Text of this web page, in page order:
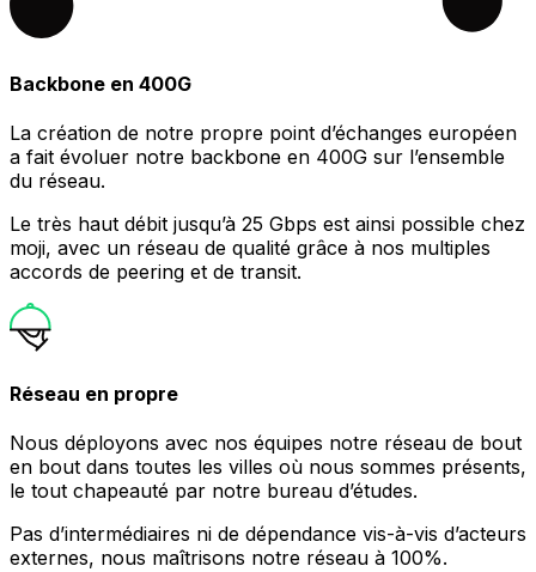
Backbone en 400G
La création de notre propre point d’échanges européen
a fait évoluer notre backbone en 400G sur l’ensemble
du réseau.
Le très haut débit jusqu’à 25 Gbps est ainsi possible chez
moji, avec un réseau de qualité grâce à nos multiples
accords de peering et de transit.
Réseau en propre
Nous déployons avec nos équipes notre réseau de bout
en bout dans toutes les villes où nous sommes présents,
le tout chapeauté par notre bureau d’études.
Pas d’intermédiaires ni de dépendance vis-à-vis d’acteurs
externes, nous maîtrisons notre réseau à 100%.